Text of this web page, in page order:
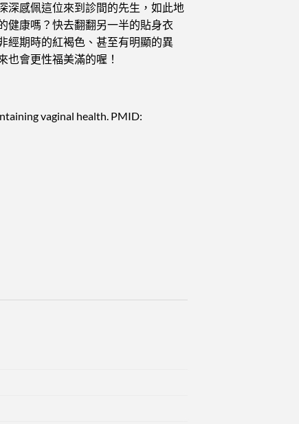
深感佩這位來到診間的先生，如此地
健康嗎？快去翻翻另一半的貼身衣
經期時的紅褐色、甚至有明顯的異
會更性福美滿的喔！
vaginal health. PMID: